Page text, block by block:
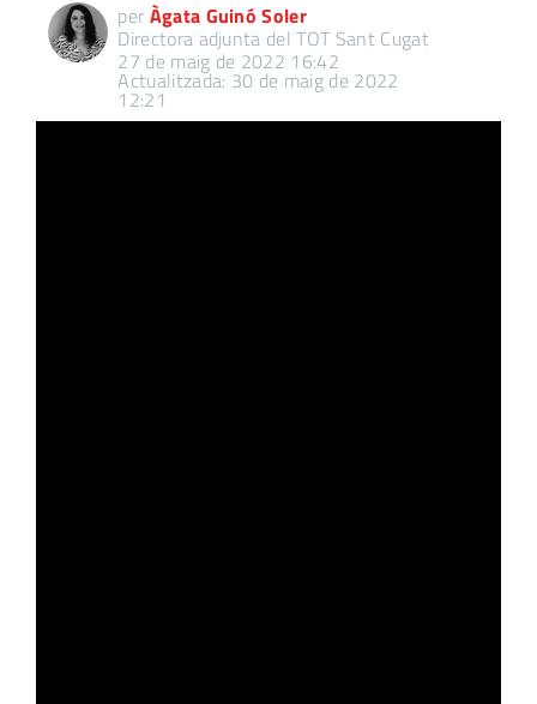
per Àgata Guinó Soler
Directora adjunta del TOT Sant Cugat
27 de maig de 2022 16:42
Actualitzada: 30 de maig de 2022
12:21